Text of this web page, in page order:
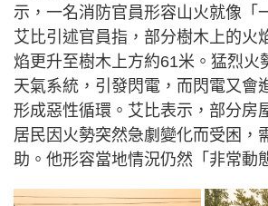
示，一名消防官員形容山火就像「
艾比引述官員指，部分樹木上的火
焰更升至樹木上方約61米。猛烈火
天氣系統，引發閃電，而閃電又會
形成惡性循環。艾比表示，部分房
居民因火勢突然急劇變化而受困，
助。他形容當地情況仍然「非常動